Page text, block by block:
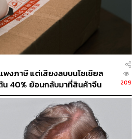
ยว่าได้ให้ยาเดกซาเมทาโซน ซึ่งเป็น
รักษาอาการป่วยแก่ประธานาธิบดี
ะดับความเข้มข้นของออกซิเจนใน
ง 2 ครั้งในช่วงไม่กี่วันที่ผ่านมา แต่
งทรัมป์ดีขึ้นต่อเนื่อง
ดเผยว่าทรัมป์มีไข้สูงและระดับ
ดลดลงต่ำกว่า 94% ในวันศุกร์และวัน
าได้ให้ออกซิเจนแก่ทรัมป์ในช่วงเช้า
งภาษี แต่เสียงลบบนโซเชียล
น 40% ย้อนกลับมาที่สินค้าจีน
ไทยสู้ไม่ไหว
209